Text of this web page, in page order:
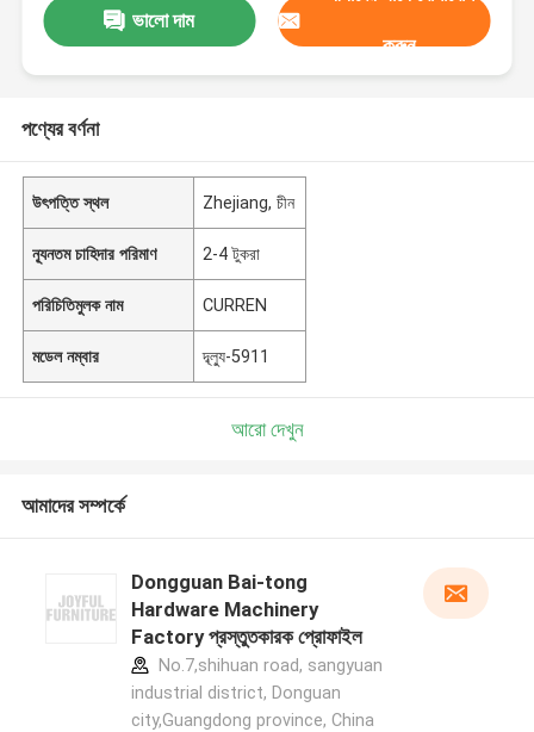
ভালো দাম
করুন
পণ্যের বর্ণনা
উৎপত্তি স্থল Zhejiang, চীন
ন্যূনতম চাহিদার পরিমাণ 2-4 টুকরা
পরিচিতিমুলক নাম CURREN
মডেল নম্বার দ্ব্ল্যু-5911
আরো দেখুন
আমাদের সম্পর্কে
Dongguan Bai-tong
Hardware Machinery
Factory প্রস্তুতকারক প্রোফাইল
No.7,shihuan road, sangyuan
industrial district, Donguan
city,Guangdong province, China